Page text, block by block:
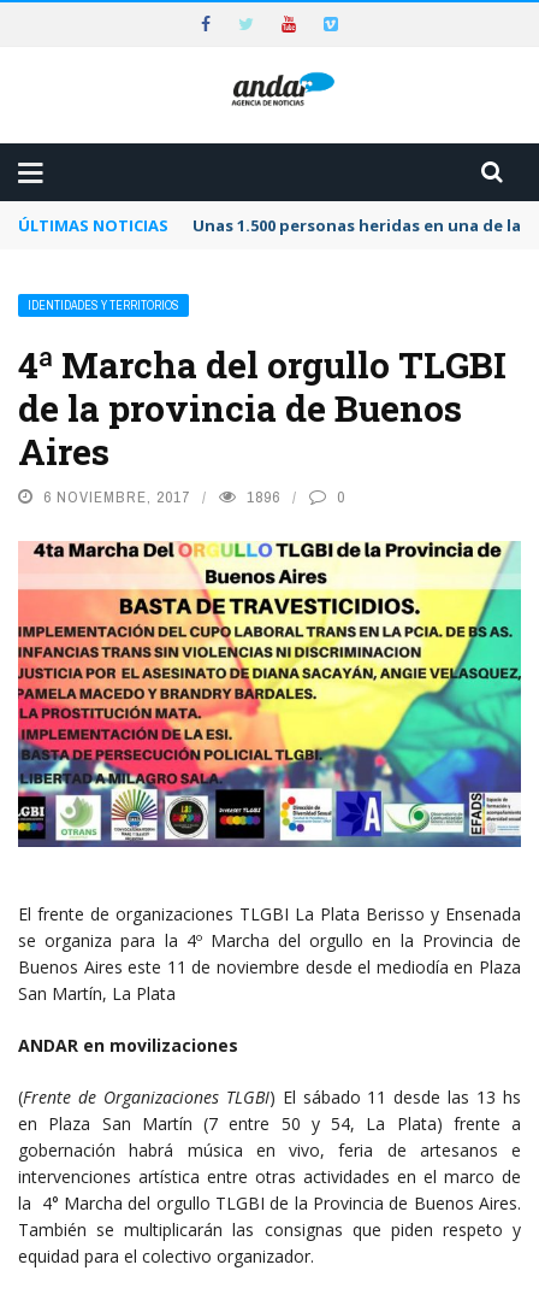
ÚLTIMAS NOTICIAS Unas 1.500 personas heridas en una de
IDENTIDADES Y TERRITORIOS
4ª Marcha del orgullo TLGBI
de la provincia de Buenos
Aires
6 NOVIEMBRE, 2017 1896 0
El frente de organizaciones TLGBI La Plata Berisso y Ensenada
se organiza para la 4º Marcha del orgullo en la Provincia de
Buenos Aires este 11 de noviembre desde el mediodía en Plaza
San Martín, La Plata
ANDAR en movilizaciones
(Frente de Organizaciones TLGBI) El sábado 11 desde las 13 hs
en Plaza San Martín (7 entre 50 y 54, La Plata) frente a
gobernación habrá música en vivo, feria de artesanos e
intervenciones artística entre otras actividades en el marco de
la 4° Marcha del orgullo TLGBI de la Provincia de Buenos Aires.
También se multiplicarán las consignas que piden respeto y
equidad para el colectivo organizador.